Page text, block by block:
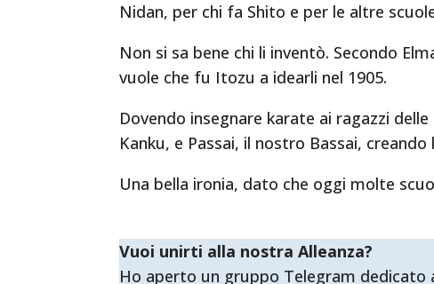
Nidan, per chi fa Shito e per le altre
Non si sa bene chi li inventò. Secondo
vuole che fu Itozu a idearli nel 1905.
Dovendo insegnare karate ai ragazzi
Kanku, e Passai, il nostro Bassai,
Una bella ironia, dato che oggi molte
Vuoi unirti alla nostra Alleanza?
Ho aperto un gruppo Telegram dedicato